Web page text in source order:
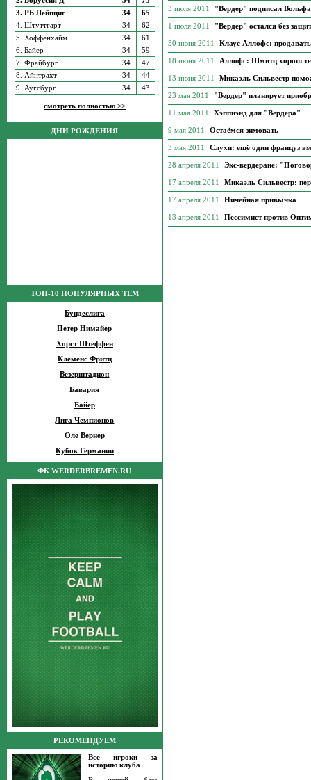
3. РБ Лейпциг
34
65
4. Штуттгарт
34
62
5. Хоффенхайм
34
61
6. Байер
34
59
7. Фрайбург
34
47
8. Айнтрахт
34
44
9. Аугсбург
34 43
смотреть полностью >>
ДНИ РОЖДЕНИЯ
ТОП-10 ПОПУЛЯРНЫХ ТЕМ
Бундеслига
Петер Нимайер
Хорст Штеффен
Клеменс Фритц
Везерштадион
Бавария
Байер
Лига Чемпионов
Оле Вернер
Кубок Германии
ФК WERDERBREMEN.RU
РЕКОМЕНДУЕМ
Все игроки за
историю клуба
3 июля 2011 "Вердер" подписал Вольфа
1 июля 2011 "Вердер" остался без
30 июня 2011 Клаус Аллофс:
18 июня 2011 Аллофс: Шмитц хорош
13 июня 2011 Микаэль Сильвестр
23 мая 2011 "Вердер" планирует
11 мая 2011 Хэппиэнд для "Вердера"
9 мая 2011 Остаёмся зимовать
3 мая 2011 Слухи: ещё один француз
28 апреля 2011 Экс-вердеране:
17 апреля 2011 Микаэль Сильвестр:
17 апреля 2011 Ничейная привычка
13 апреля 2011 Пессимист против